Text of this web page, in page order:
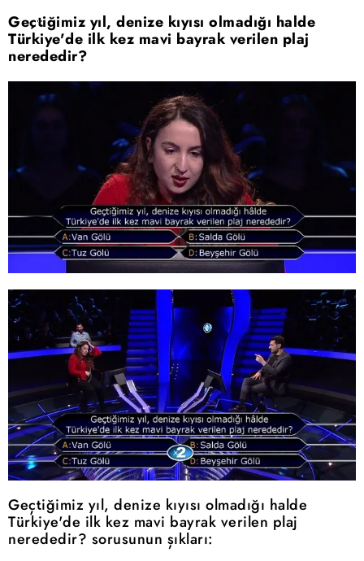
Geçtiğimiz yıl, denize kıyısı olmadığı halde
Türkiye'de ilk kez mavi bayrak verilen plaj
nerededir?
Geçtiğimiz yıl, denize kıyısı olmadığı halde
Türkiye'de ilk kez mavi bayrak verilen plaj
nerededir? sorusunun şıkları: